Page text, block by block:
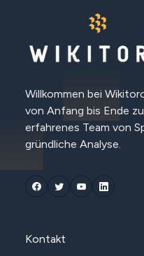
Willkommen bei
von Anfang bis Ende
erfahrenes Team von
gründliche Analyse.
Kontakt